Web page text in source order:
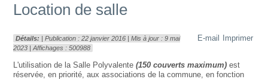
Location de salle
Imprimer
E-mail
Détails: | Publication : 22 janvier 2016 | Mis à jour : 9 mai
2023 | Affichages : 500988
L'utilisation de la Salle Polyvalente (150 couverts maximum) est
réservée, en priorité, aux associations de la commune, en fonction